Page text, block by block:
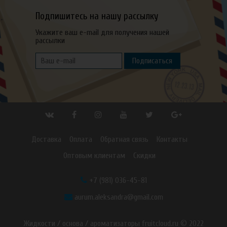
Подпишитесь на нашу рассылку
Укажите ваш e-mail для получения нашей
рассылки
Подписаться
Доставка Оплата Обратная связь
Контакты
Оптовым клиентам
Скидки
+7 (981) 036-45-81
aurum.aleksandra@gmail.com
Жидкости / основа / ароматизаторы fruitcloud.ru © 2022